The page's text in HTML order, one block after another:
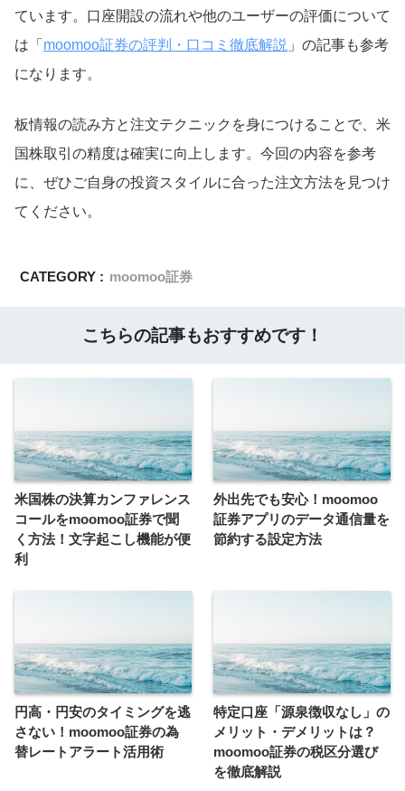
ています。口座開設の流れや他のユーザーの評価について
は「 moomoo証券の評判・口コミ徹底解説 」の記事も参考
になります。
板情報の読み方と注文テクニックを身につけることで、米
国株取引の精度は確実に向上します。今回の内容を参考
に、ぜひご自身の投資スタイルに合った注文方法を見つけ
てください。
CATEGORY : moomoo証券
こちらの記事もおすすめです！
米国株の決算カンファレンス
コールをmoomoo証券で聞
く方法！文字起こし機能が便
利
外出先でも安心！moomoo
証券アプリのデータ通信量を
節約する設定方法
円高・円安のタイミングを逃
さない！moomoo証券の為
替レートアラート活用術
特定口座「源泉徴収なし」の
メリット・デメリットは？
moomoo証券の税区分選び
を徹底解説